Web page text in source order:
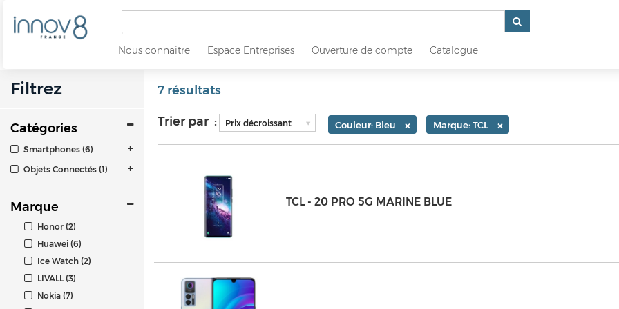
Nous connaitre Espace Entreprises Ouverture de compte Catalogue
Filtrez
Catégories
Smartphones (6)
Objets Connectés (1)
Marque
Honor (2)
Huawei (6)
Ice Watch (2)
LIVALL (3)
Nokia (7)
7 résultats
Trier par : Prix décroissant Couleur: Bleu × Marque: TCL ×
TCL - 20 PRO 5G MARINE BLUE